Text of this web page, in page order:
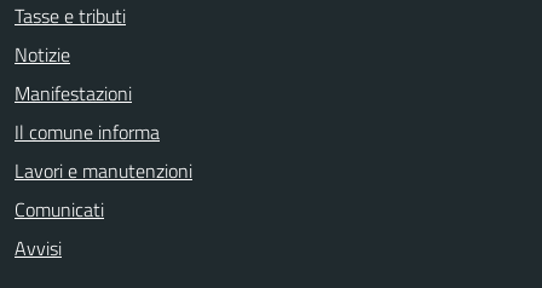
Tasse e tributi
Notizie
Manifestazioni
Il comune informa
Lavori e manutenzioni
Comunicati
Avvisi